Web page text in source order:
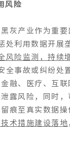
风险
灰产业作为重
利用数据开展
风险监测，持续
事故或纠纷处
融、医疗、互
露风险，同时
痕至真实数据操
术措施建设落地